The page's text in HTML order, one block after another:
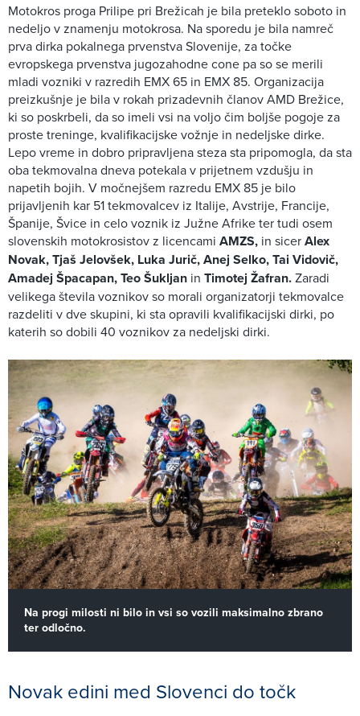
Motokros proga Prilipe pri Brežicah je bila preteklo soboto in
nedeljo v znamenju motokrosa. Na sporedu je bila namreč
prva dirka pokalnega prvenstva Slovenije, za točke
evropskega prvenstva jugozahodne cone pa so se merili
mladi vozniki v razredih EMX 65 in EMX 85. Organizacija
preizkušnje je bila v rokah prizadevnih članov AMD Brežice,
ki so poskrbeli, da so imeli vsi na voljo čim boljše pogoje za
proste treninge, kvalifikacijske vožnje in nedeljske dirke.
Lepo vreme in dobro pripravljena steza sta pripomogla, da sta
oba tekmovalna dneva potekala v prijetnem vzdušju in
napetih bojih. V močnejšem razredu EMX 85 je bilo
prijavljenih kar 51 tekmovalcev iz Italije, Avstrije, Francije,
Španije, Švice in celo voznik iz Južne Afrike ter tudi osem
slovenskih motokrosistov z licencami AMZS, in sicerAlex
Novak, Tjaš Jelovšek, Luka Jurič, Anej Selko, Tai Vidovič,
Amadej Špacapan, Teo Šukljan in Timotej Žafran.Zaradi
velikega števila voznikov so morali organizatorji tekmovalce
razdeliti v dve skupini, ki sta opravili kvalifikacijski dirki, po
katerih so dobili 40 voznikov za nedeljski dirki.
Na progi milosti ni bilo in vsi so vozili maksimalno zbrano
ter odločno.
Novak edini med Slovenci do točk